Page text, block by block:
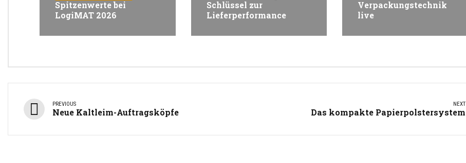
Spitzenwerte bei
LogiMAT 2026
Schlüssel zur
Lieferperformance
Verpackungstechnik
live
PREVIOUS
Neue Kaltleim-Auftragsköpfe
NEXT
Das kompakte Papierpolstersystem